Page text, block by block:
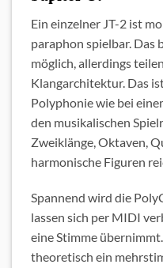
Ein einzelner JT-2 ist
paraphon spielbar. Das
möglich, allerdings
Klangarchitektur. Das
Polyphonie wie bei
den musikalischen
Zweiklänge, Oktaven,
harmonische Figuren
Spannend wird die
lassen sich per MIDI
eine Stimme
theoretisch ein